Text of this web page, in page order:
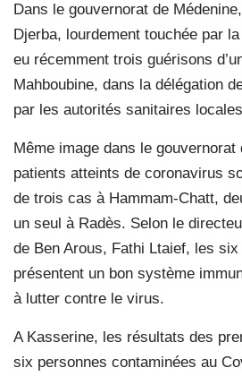
Dans le gouvernorat de
Djerba, lourdement touchée par
eu récemment trois guérisons
Mahboubine, dans la délégation
par les autorités sanitaires
Même image dans le
patients atteints de coronavirus
de trois cas à Hammam-Chatt,
un seul à Radès. Selon le
de Ben Arous, Fathi Ltaief, les
présentent un bon système
à lutter contre le virus.
A Kasserine, les résultats des
six personnes contaminées au